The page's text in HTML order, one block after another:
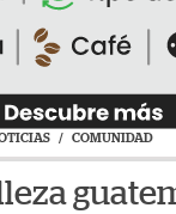
/ COMUNIDAD